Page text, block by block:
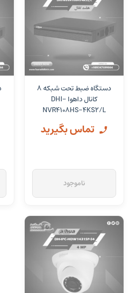
دستگاه ضبط تحت شبکه 8
کانال داهوا DHI-
NVR4108HS-4KS2/L
تماس بگیرید
ناموجود